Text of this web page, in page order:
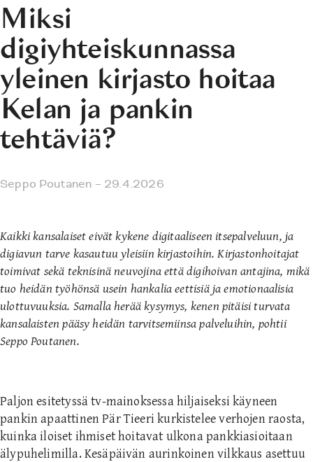
Miksi
digiyhteiskunnassa
yleinen kirjasto hoitaa
Kelan ja pankin
tehtäviä?
Seppo Poutanen – 29.4.2026
Kaikki kansalaiset eivät kykene digitaaliseen itsepalveluun, ja
digiavun tarve kasautuu yleisiin kirjastoihin. Kirjastonhoitajat
toimivat sekä teknisinä neuvojina että digihoivan antajina, mikä
tuo heidän työhönsä usein hankalia eettisiä ja emotionaalisia
ulottuvuuksia. Samalla herää kysymys, kenen pitäisi turvata
kansalaisten pääsy heidän tarvitsemiinsa palveluihin, pohtii
Seppo Poutanen.
Paljon esitetyssä tv-mainoksessa hiljaiseksi käyneen
pankin apaattinen Pär Tieeri kurkistelee verhojen raosta,
kuinka iloiset ihmiset hoitavat ulkona pankkiasioitaan
älypuhelimilla. Kesäpäivän aurinkoinen vilkkaus asettuu